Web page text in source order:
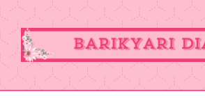
Skip
to
content